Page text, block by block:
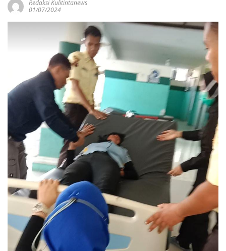
Redaksi Kulitintanews
01/07/2024